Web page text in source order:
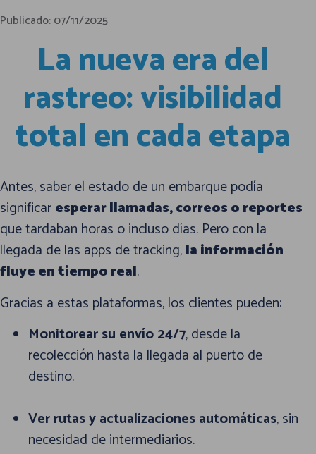
Publicado: 07/11/2025
La nueva era del
rastreo: visibilidad
total en cada etapa
Antes, saber el estado de un embarque podía
significaresperar llamadas, correos o reportes
que tardaban horas o incluso días. Pero con la
llegada de las apps de tracking,la información
fluye en tiempo real.
Gracias a estas plataformas, los clientes pueden:
Monitorear su envío 24/7, desde la
recolección hasta la llegada al puerto de
destino.
Ver rutas y actualizaciones automáticas, sin
necesidad de intermediarios.